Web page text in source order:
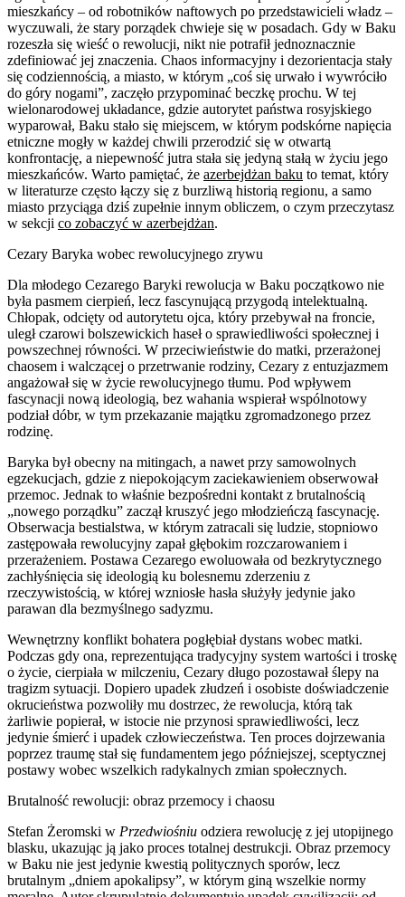
mieszkańcy – od robotników naftowych po przedstawicieli władz –
wyczuwali, że stary porządek chwieje się w posadach. Gdy w Baku
rozeszła się wieść o rewolucji, nikt nie potrafił jednoznacznie
zdefiniować jej znaczenia. Chaos informacyjny i dezorientacja stały
się codziennością, a miasto, w którym „coś się urwało i wywróciło
do góry nogami”, zaczęło przypominać beczkę prochu. W tej
wielonarodowej układance, gdzie autorytet państwa rosyjskiego
wyparował, Baku stało się miejscem, w którym podskórne napięcia
etniczne mogły w każdej chwili przerodzić się w otwartą
konfrontację, a niepewność jutra stała się jedyną stałą w życiu jego
mieszkańców. Warto pamiętać, że azerbejdżan baku to temat, który
w literaturze często łączy się z burzliwą historią regionu, a samo
miasto przyciąga dziś zupełnie innym obliczem, o czym przeczytasz
w sekcji co zobaczyć w azerbejdżan.
Cezary Baryka wobec rewolucyjnego zrywu
Dla młodego Cezarego Baryki rewolucja w Baku początkowo nie
była pasmem cierpień, lecz fascynującą przygodą intelektualną.
Chłopak, odcięty od autorytetu ojca, który przebywał na froncie,
uległ czarowi bolszewickich haseł o sprawiedliwości społecznej i
powszechnej równości. W przeciwieństwie do matki, przerażonej
chaosem i walczącej o przetrwanie rodziny, Cezary z entuzjazmem
angażował się w życie rewolucyjnego tłumu. Pod wpływem
fascynacji nową ideologią, bez wahania wspierał wspólnotowy
podział dóbr, w tym przekazanie majątku zgromadzonego przez
rodzinę.
Baryka był obecny na mitingach, a nawet przy samowolnych
egzekucjach, gdzie z niepokojącym zaciekawieniem obserwował
przemoc. Jednak to właśnie bezpośredni kontakt z brutalnością
„nowego porządku” zaczął kruszyć jego młodzieńczą fascynację.
Obserwacja bestialstwa, w którym zatracali się ludzie, stopniowo
zastępowała rewolucyjny zapał głębokim rozczarowaniem i
przerażeniem. Postawa Cezarego ewoluowała od bezkrytycznego
zachłyśnięcia się ideologią ku bolesnemu zderzeniu z
rzeczywistością, w której wzniosłe hasła służyły jedynie jako
parawan dla bezmyślnego sadyzmu.
Wewnętrzny konflikt bohatera pogłębiał dystans wobec matki.
Podczas gdy ona, reprezentująca tradycyjny system wartości i troskę
o życie, cierpiała w milczeniu, Cezary długo pozostawał ślepy na
tragizm sytuacji. Dopiero upadek złudzeń i osobiste doświadczenie
okrucieństwa pozwoliły mu dostrzec, że rewolucja, którą tak
żarliwie popierał, w istocie nie przynosi sprawiedliwości, lecz
jedynie śmierć i upadek człowieczeństwa. Ten proces dojrzewania
poprzez traumę stał się fundamentem jego późniejszej, sceptycznej
postawy wobec wszelkich radykalnych zmian społecznych.
Brutalność rewolucji: obraz przemocy i chaosu
Stefan Żeromski w Przedwiośniu odziera rewolucję z jej utopijnego
blasku, ukazując ją jako proces totalnej destrukcji. Obraz przemocy
w Baku nie jest jedynie kwestią politycznych sporów, lecz
brutalnym „dniem apokalipsy”, w którym giną wszelkie normy